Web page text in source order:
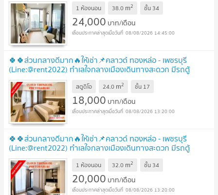
1 ห้องนอน 38.0 m2 ชั้น 34
24,000 บาท/เดือน
08/08/2026 14:45:00
🍀🍀ส่วนกลางดีมาก🔥ให้เช่า📌คลาวด์ ทองหล่อ - เพชรบุรี
(Line:@rent2022) ทำเลใจกลางเมืองเดินทางสะดวก มีรถตู้
บริการ
สตูดิโอ 24.0 m2 ชั้น 17
18,000 บาท/เดือน
08/08/2026 13:20:00
🍀🍀ส่วนกลางดีมาก🔥ให้เช่า📌คลาวด์ ทองหล่อ - เพชรบุรี
(Line:@rent2022) ทำเลใจกลางเมืองเดินทางสะดวก มีรถตู้
บริการ
1 ห้องนอน 32.0 m2 ชั้น 34
20,000 บาท/เดือน
08/08/2026 13:20:00